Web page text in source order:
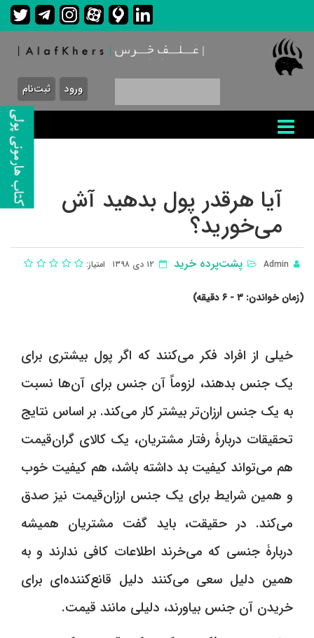
ورود ثبت‌نام
آیا هرقدر پول بدهید آش
می‌خورید؟
Admin پشت‌پرده خرید ١٢ دی ١٣٩٨ امتیاز:
(زمان خواندن: ٣ - ۶ دقیقه)
خیلی از افراد فکر می‌کنند که اگر پول بیشتری برای
یک جنس بدهند، لزوماً آن جنس برای آن‌ها نسبت
به یک جنس ارزان‌تر بیشتر کار می‌کند. بر اساس نتایج
تحقیقات دربارۀ رفتار مشتریان، یک کالای گران‌قیمت
هم می‌تواند کیفیت بد داشته باشد، هم کیفیت خوب
و همین شرایط برای یک جنس ارزان‌قیمت نیز صدق
می‌کند. در حقیقت، باید گفت مشتریان همیشه
دربارۀ جنسی که می‌خرند اطلاعات کافی ندارند و به
همین دلیل سعی می‌کنند دلیل قانع‌کننده‌ای برای
خریدن آن جنس بیاورند، دلیلی مانند قیمت.